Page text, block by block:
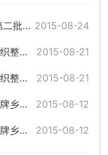
湖南省财政厅关于下达2015年第二批财政专项扶贫资金指标的通知 2015-08-24
我市强力推进软弱涣散基层党组织整顿暨扶贫工作 2015-08-21
我市强力推进软弱涣散基层党组织整顿暨扶贫工作 2015-08-21
岳阳市老干局局长刘腊干到五里牌乡白塘村指导扶贫工作 2015-08-12
岳阳市老干局局长刘腊干到五里牌乡白塘村指导扶贫工作 2015-08-12